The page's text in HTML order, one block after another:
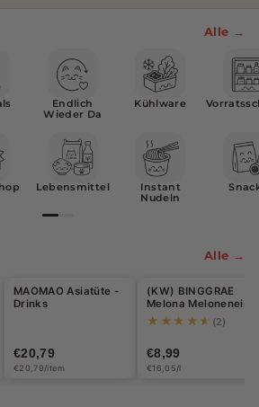
Alle →
Endlich
Wieder Da
Lebensmittel
Kühlware
Instant
Nudeln
Alle →
MAOMAO Asiatüte -
Drinks
€20,79
€20,79/item
(KW) BINGGRAE
Melona Meloneneis
560ml (8 x 70ml)
★★★★★ (2)
€8,99
€16,05/l